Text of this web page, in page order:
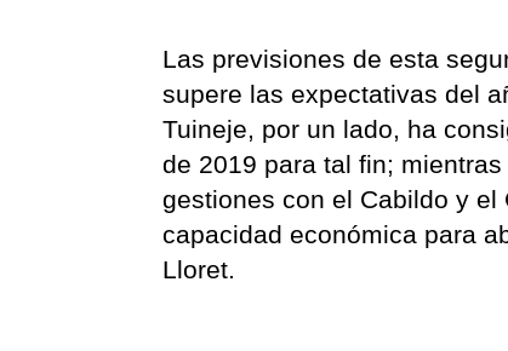
Las previsiones de esta
supere las expectativas del
Tuineje, por un lado, ha
de 2019 para tal fin;
gestiones con el Cabildo y el
capacidad económica para
Lloret.